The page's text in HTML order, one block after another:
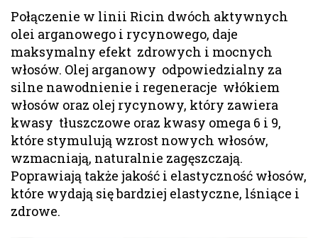
Połączenie w linii Ricin dwóch aktywnych
olei arganowego i rycynowego, daje
maksymalny efekt zdrowych i mocnych
włosów. Olej arganowy odpowiedzialny za
silne nawodnienie i regeneracje włókiem
włosów oraz olej rycynowy, który zawiera
kwasy tłuszczowe oraz kwasy omega 6 i 9,
które stymulują wzrost nowych włosów,
wzmacniają, naturalnie zagęszczają.
Poprawiają także jakość i elastyczność włosów,
które wydają się bardziej elastyczne, lśniące i
zdrowe.